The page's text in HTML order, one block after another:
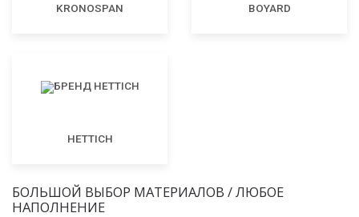
KRONOSPAN BOYARD
HETTICH
БОЛЬШОЙ ВЫБОР МАТЕРИАЛОВ / ЛЮБОЕ
НАПОЛНЕНИЕ